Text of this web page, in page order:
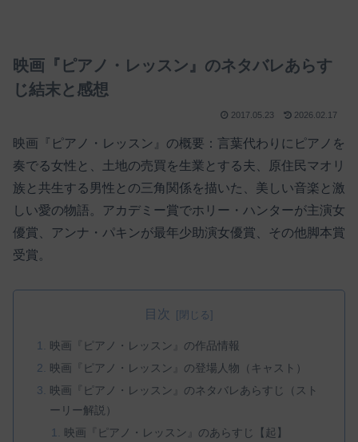
映画『ピアノ・レッスン』のネタバレあらす
じ結末と感想
2017.05.23 2026.02.17
映画『ピアノ・レッスン』の概要：言葉代わりにピアノを
奏でる女性と、土地の売買を生業とする夫、原住民マオリ
族と共生する男性との三角関係を描いた、美しい音楽と激
しい愛の物語。アカデミー賞でホリー・ハンターが主演女
優賞、アンナ・パキンが最年少助演女優賞、その他脚本賞
受賞。
目次
映画『ピアノ・レッスン』の作品情報
映画『ピアノ・レッスン』の登場人物（キャスト）
映画『ピアノ・レッスン』のネタバレあらすじ（スト
ーリー解説）
映画『ピアノ・レッスン』のあらすじ【起】